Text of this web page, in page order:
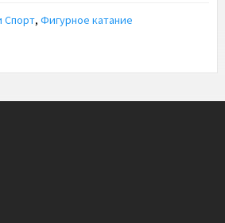
Спорт, Фигурное катание